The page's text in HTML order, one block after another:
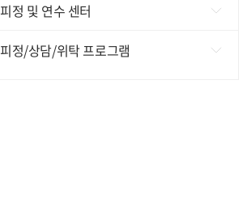
피정 및 연수 센터
수지성모교육원
피정/상담/위탁 프로그램